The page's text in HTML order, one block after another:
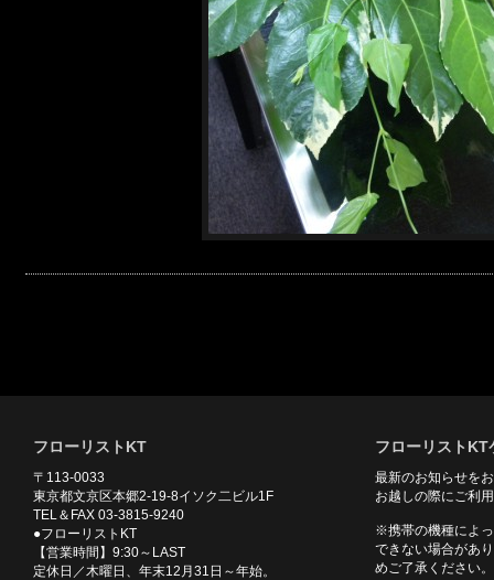
フローリストKT
〒113-0033
東京都文京区本郷2-19-8イソク二ビル1F
TEL＆FAX 03-3815-9240
●フローリストKT
【営業時間】9:30～LAST
定休日／木曜日、年末12月31日～年始。
フローリストKT
最新のお知らせを
お越しの際にご利
※携帯の機種によ
できない場合があ
めご了承ください。